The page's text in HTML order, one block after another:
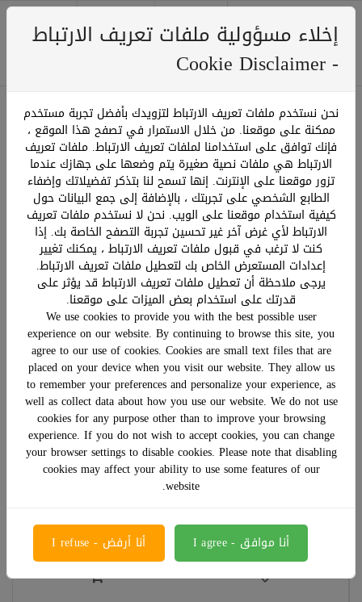
0
ترتيب حسب: عرض:صفحة 1 من 1
ورق تصوير A4 روكو 500 ورقة
﷼ 23.00
إخلاء مسؤولية ملفات تعريف الارتباط
- Cookie Disclaimer
نحن نستخدم ملفات تعريف الارتباط لتزويدك بأفضل تجربة مستخدم
ممكنة على موقعنا. من خلال الاستمرار في تصفح هذا الموقع ،
فإنك توافق على استخدامنا لملفات تعريف الارتباط. ملفات تعريف
الارتباط هي ملفات نصية صغيرة يتم وضعها على جهازك عندما
تزور موقعنا على الإنترنت. إنها تسمح لنا بتذكر تفضيلاتك وإضفاء
الطابع الشخصي على تجربتك ، بالإضافة إلى جمع البيانات حول
كيفية استخدام موقعنا على الويب. نحن لا نستخدم ملفات تعريف
الارتباط لأي غرض آخر غير تحسين تجربة التصفح الخاصة بك. إذا
كنت لا ترغب في قبول ملفات تعريف الارتباط ، يمكنك تغيير
إعدادات المستعرض الخاص بك لتعطيل ملفات تعريف الارتباط.
يرجى ملاحظة أن تعطيل ملفات تعريف الارتباط قد يؤثر على
قدرتك على استخدام بعض الميزات على موقعنا.
We use cookies to provide you with the best possible user
experience on our website. By continuing to browse this site, you
agree to our use of cookies. Cookies are small text files that are
placed on your device when you visit our website. They allow us
to remember your preferences and personalize your experience, as
well as collect data about how you use our website. We do not use
cookies for any purpose other than to improve your browsing
experience. If you do not wish to accept cookies, you can change
your browser settings to disable cookies. Please note that disabling
cookies may affect your ability to use some features of our
website.
أنا موافق - I agree أنا أرفض - I refuse